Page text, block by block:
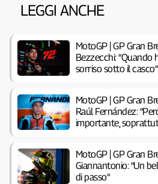
LEGGI ANCHE
MotoGP | GP Gran
Bezzecchi:
sorriso sotto il casco”
MotoGP | GP Gran
Raúl Fernández:
importante,
MotoGP | GP Gran
Giannantonio: “Un
di passo”